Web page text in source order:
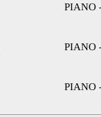
PIANO
PIANO
PIANO